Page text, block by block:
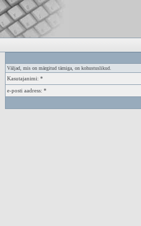
Väljad, mis on märgitud tärniga, on kohustuslikud.
Kasutajanimi: *
e-posti aadress: *